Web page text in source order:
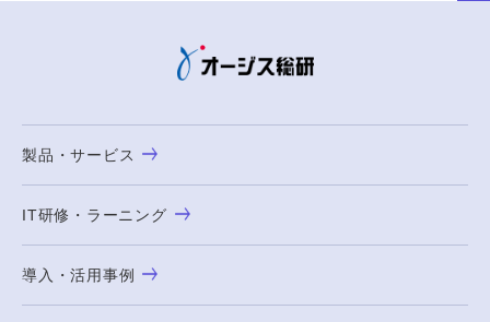
製品・サービス
IT研修・ラーニング
導入・活用事例